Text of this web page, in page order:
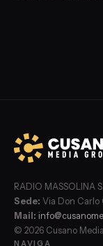
RADIO MASSOLINA
Sede: Via Don Carlo
Mail:
© 2026 Cusano
NAVIGA